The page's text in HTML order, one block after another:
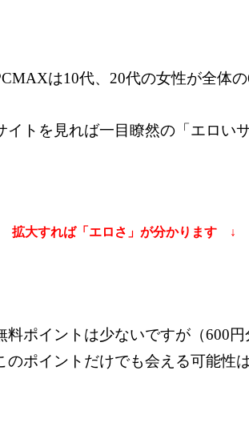
は10代、20代の女性が全体
イトを見れば一目瞭然の「エロい
拡大すれば「エロさ」が分かります ↓
料ポイントは少ないですが（600
のポイントだけでも会える可能性